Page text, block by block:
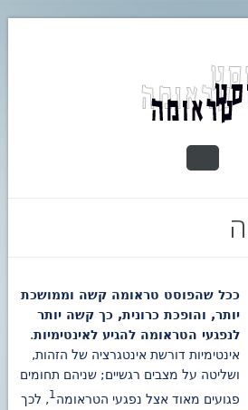
ככל שהפוסט טראומה קשה וממושכת
יותר, והופכת כרונית, כך קשה יותר
לנפגעי הטראומה להגיע לאינטימיות.
אינטימיות דורשת אינטגרציה של הזהות,
ושליטה על מצבים רגשיים; שניהם תחומים
פגועים מאוד אצל נפגעי הטראומה1, לכך